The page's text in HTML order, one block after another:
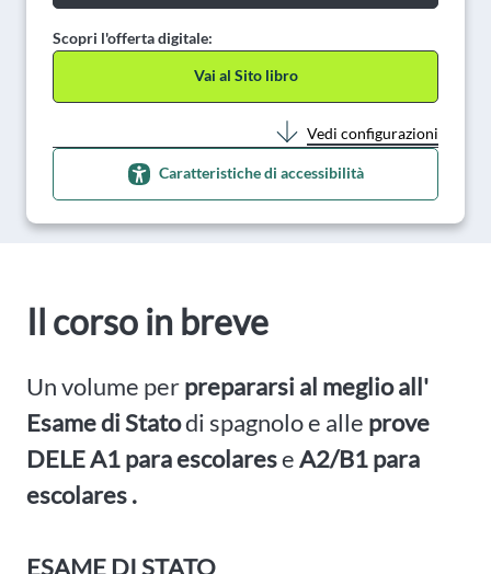
Scopri l'offerta digitale:
Vai al Sito libro
Vedi configurazioni
Caratteristiche di accessibilità
Il corso in breve
Un volume perprepararsi al meglio all'
Esame di Statodi spagnolo e alle prove
DELE A1 para escolareseA2/B1 para
escolares.
ESAME DI STATO